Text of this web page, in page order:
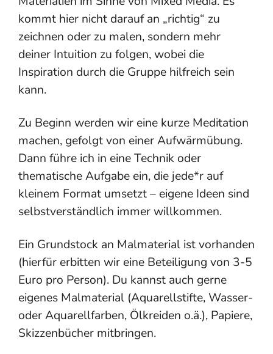
kommt hier nicht darauf an „richtig“ zu
zeichnen oder zu malen, sondern mehr
deiner Intuition zu folgen, wobei die
Inspiration durch die Gruppe hilfreich sein
kann.
Zu Beginn werden wir eine kurze Meditation
machen, gefolgt von einer Aufwärmübung.
Dann führe ich in eine Technik oder
thematische Aufgabe ein, die jede*r auf
kleinem Format umsetzt – eigene Ideen sind
selbstverständlich immer willkommen.
Ein Grundstock an Malmaterial ist vorhanden
(hierfür erbitten wir eine Beteiligung von 3-5
Euro pro Person). Du kannst auch gerne
eigenes Malmaterial (Aquarellstifte, Wasser-
oder Aquarellfarben, Ölkreiden o.ä.), Papiere,
Skizzenbücher mitbringen.